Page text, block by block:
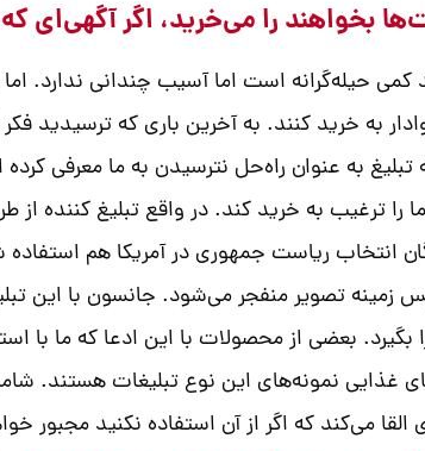
را می‌خرید، اگر آگهی‌ای که
کمی حیله‌گرانه است اما آسیب چندانی
به خرید کنند. به آخرین باری که
به عنوان راه‌حل نترسیدن به ما معرفی
ترغیب به خرید کند. در واقع تبلیغ کننده
انتخاب ریاست جمهوری در آمریکا هم
تصویر منفجر می‌شود. جانسون با این
بعضی از محصولات با این ادعا که ما با
غذایی نمونه‌های این نوع تبلیغات
می‌کند که اگر از آن استفاده نکنید مجبور